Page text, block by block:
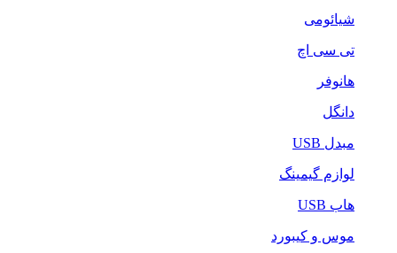
شیائومی
تی سی اچ
هانوفر
دانگل
مبدل USB
لوازم گیمینگ
هاب USB
موس و کیبورد